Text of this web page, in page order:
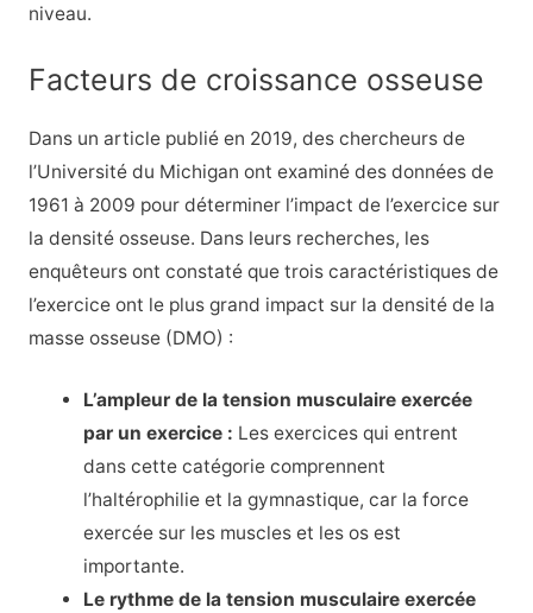
niveau.
Facteurs de croissance osseuse
Dans un article publié en 2019, des chercheurs de
l’Université du Michigan ont examiné des données de
1961 à 2009 pour déterminer l’impact de l’exercice sur
la densité osseuse. Dans leurs recherches, les
enquêteurs ont constaté que trois caractéristiques de
l’exercice ont le plus grand impact sur la densité de la
masse osseuse (DMO) :
L’ampleur de la tension musculaire exercée
par un exercice : Les exercices qui entrent
dans cette catégorie comprennent
l’haltérophilie et la gymnastique, car la force
exercée sur les muscles et les os est
importante.
Le rythme de la tension musculaire exercée